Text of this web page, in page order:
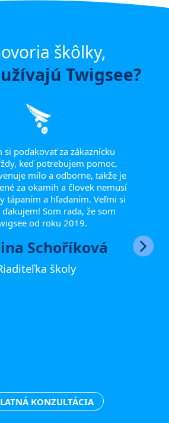
škôlky,
Twigsee?
si poďakovať za zákaznícku
keď potrebujem pomoc,
milo a odborne, takže je
za okamih a človek nemusí
tápaním a hľadaním. Veľmi si
Som rada, že som
od roku 2019.
Schoříková
školy
KONZULTÁCIA